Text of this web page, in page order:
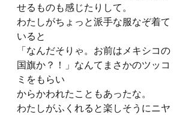
せるものも感じたりして。
わたしがちょっと派手な服なぞ着て
いると
「なんだそりゃ。お前はメキシコの
国旗か？！」なんてまさかのツッコ
ミをもらい
からかわれたこともあったな。
わたしがふくれると楽しそうにニヤ